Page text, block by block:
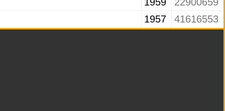
1957 41616553